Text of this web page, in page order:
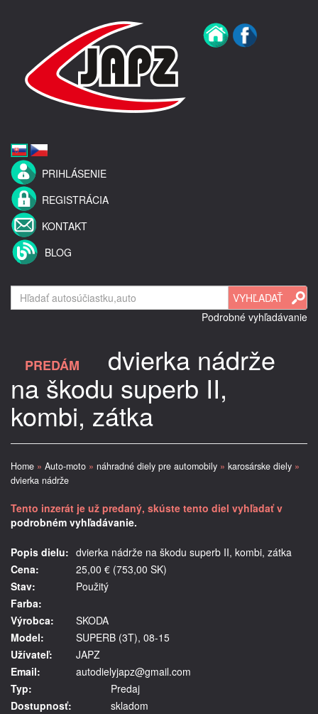
PRIHLÁSENIE
REGISTRÁCIA
KONTAKT
BLOG
Podrobné vyhľadávanie
PREDÁM dvierka nádrže
na škodu superb II,
kombi, zátka
Home » Auto-moto » náhradné diely pre automobily » karosárske diely »
dvierka nádrže
Tento inzerát je už predaný, skúste tento diel vyhľadať v
podrobném vyhľadávanie.
Popis dielu: dvierka nádrže na škodu superb II, kombi, zátka
Cena:
25,00 € (753,00 SK)
Stav:
Použitý
Farba:
Výrobca:
SKODA
Model:
SUPERB (3T), 08-15
Užívateľ:
JAPZ
Email:
autodielyjapz@gmail.com
Typ:
Predaj
Dostupnosť:
skladom